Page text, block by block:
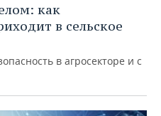
как
в сельское
в агросекторе и с